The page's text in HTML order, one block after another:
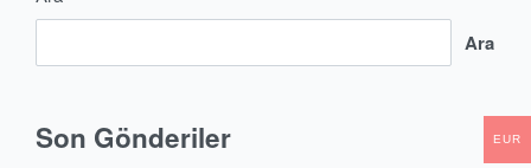
Ara
Son Gönderiler EUR